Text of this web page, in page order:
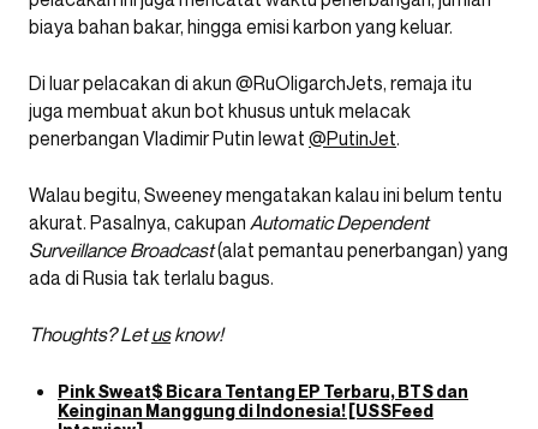
biaya bahan bakar, hingga emisi karbon yang keluar.
Di luar pelacakan di akun @RuOligarchJets, remaja itu
juga membuat akun bot khusus untuk melacak
penerbangan Vladimir Putin lewat @PutinJet.
Walau begitu, Sweeney mengatakan kalau ini belum tentu
akurat. Pasalnya, cakupan Automatic Dependent
Surveillance Broadcast(alat pemantau penerbangan) yang
ada di Rusia tak terlalu bagus.
Thoughts? Letusknow!
Pink Sweat$ Bicara Tentang EP Terbaru, BTS dan
Keinginan Manggung di Indonesia! [USSFeed